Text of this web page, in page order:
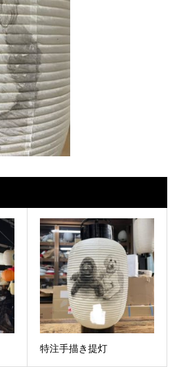
特注手描き提灯